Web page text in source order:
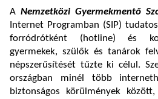
A Nemzetközi Gyermekmentő
Internet Programban (SIP)
forródrótként (hotline) és
gyermekek, szülők és tanárok
népszerűsítését tűzte ki célul.
országban minél több
biztonságos körülmények